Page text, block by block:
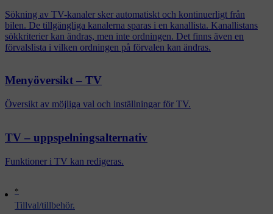
*
Tillval/tillbehör.
Sökning av TV-kanaler sker automatiskt och kontinuerligt från
bilen. De tillgängliga kanalerna sparas i en kanallista. Kanallistans
sökkriterier kan ändras, men inte ordningen. Det finns även en
förvalslista i vilken ordningen på förvalen kan ändras.
Menyöversikt – TV
Översikt av möjliga val och inställningar för TV.
TV – uppspelningsalternativ
Funktioner i TV kan redigeras.